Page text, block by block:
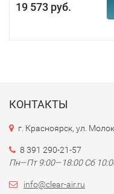
19 573 руб.
КОНТАКТЫ
г. Красноярск, ул.
8 391 290-21-57
Пн—Пт 9:00—18:00 Сб
info@clear-air.ru